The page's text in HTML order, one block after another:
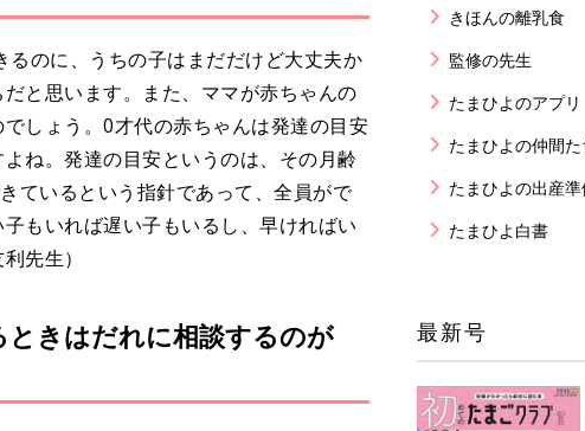
t
るのに、うちの子はまだだけど大丈夫か
と思います。また、ママが赤ちゃんの
しょう。0才代の赤ちゃんは発達の目安
ね。発達の目安というのは、その月齢
ているという指針であって、全員がで
もいれば遅い子もいるし、早ければい
先生）
ときはだれに相談するのが
きほんの離乳食
監修の先生
たまひよのアプリ
たまひよの仲間た
たまひよの出産
たまひよ白書
最新号